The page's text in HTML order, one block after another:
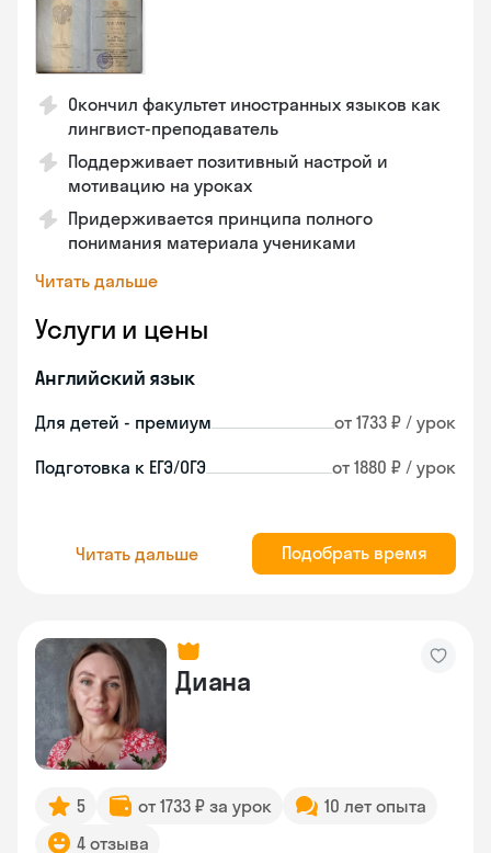
Окончил факультет иностранных языков как
лингвист-преподаватель
Поддерживает позитивный настрой и
мотивацию на уроках
Придерживается принципа полного
понимания материала учениками
Читать дальше
Услуги и цены
Английский язык
Для детей - премиум от 1733 ₽ / урок
Подготовка к ЕГЭ/ОГЭ от 1880 ₽ / урок
Читать дальше Подобрать время
Диана
5 от 1733 ₽ за урок
10 лет опыта
4 отзыва